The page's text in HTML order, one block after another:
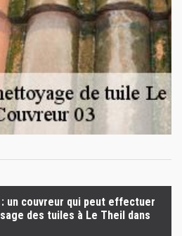
: un couvreur qui peut effectuer
des tuiles à Le Theil dans